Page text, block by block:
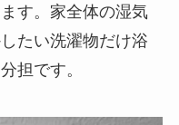
す。家全体の湿気
たい洗濯物だけ浴
担です。